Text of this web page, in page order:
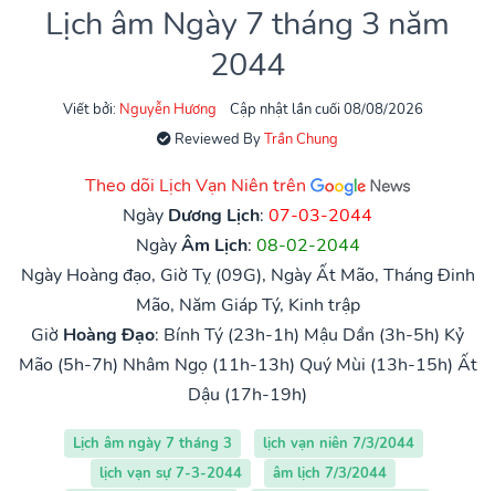
Lịch âm Ngày 7 tháng 3 năm
2044
Viết bởi: Nguyễn Hương
Cập nhật lần cuối 08/08/2026
Reviewed ByTrần Chung
Theo dõi Lịch Vạn Niên trên
Ngày Dương Lịch: 07-03-2044
NgàyÂm Lịch: 08-02-2044
Ngày Hoàng đạo, Giờ Tỵ (09G), Ngày Ất Mão, Tháng Đinh
Mão, Năm Giáp Tý, Kinh trập
Giờ Hoàng Đạo: Bính Tý (23h-1h) Mậu Dần (3h-5h) Kỷ
Mão (5h-7h) Nhâm Ngọ (11h-13h) Quý Mùi (13h-15h) Ất
Dậu (17h-19h)
Lịch âm ngày 7 tháng 3
lịch vạn niên 7/3/2044
lịch vạn sự 7-3-2044
âm lịch 7/3/2044